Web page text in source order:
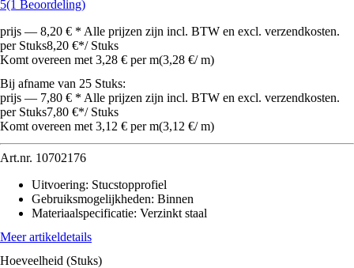
5(1 Beoordeling)
prijs — 8,20 € * Alle prijzen zijn incl. BTW en excl. verzendkosten.
per Stuks8,20 €*/ Stuks
Komt overeen met 3,28 € per m(3,28 €/ m)
Bij afname van 25 Stuks:
prijs — 7,80 € * Alle prijzen zijn incl. BTW en excl. verzendkosten.
per Stuks7,80 €*/ Stuks
Komt overeen met 3,12 € per m(3,12 €/ m)
Art.nr. 10702176
Uitvoering: Stucstopprofiel
Gebruiksmogelijkheden: Binnen
Materiaalspecificatie: Verzinkt staal
Meer artikeldetails
Hoeveelheid (Stuks)